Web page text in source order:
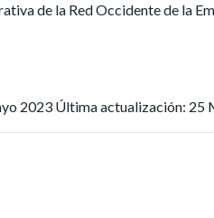
de la Red Occidente de la
2023 Última actualización: 25